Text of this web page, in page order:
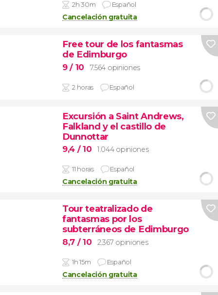
2h 30m Español
Cancelación gratuita
Free tour de los fantasmas
de Edimburgo
9/ 10 7.564 opiniones
2 horas Español
Excursión a Saint Andrews,
Falkland y el castillo de
Dunnottar
9,4 / 10 1.044 opiniones
11 horas Español
Cancelación gratuita
Tour teatralizado de
fantasmas por los
subterráneos de Edimburgo
8,7 / 10 2.367 opiniones
1h 15m Español
Cancelación gratuita